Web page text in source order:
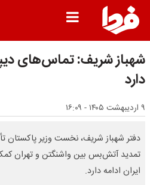
شهباز شریف: تماس‌های
دارد
۹ اردیبهشت ۱۴۰۵ - ۱۶:۰۹
دفتر شهباز شریف، نخست وزیر پاکستان
تمدید آتش‌بس بین واشنگتن و تهران
ایران ادامه دارد.